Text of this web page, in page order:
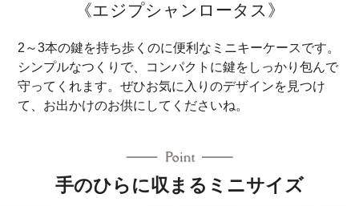
《エジプシャンロータス》
2～3本の鍵を持ち歩くのに便利なミニキーケースです。
シンプルなつくりで、コンパクトに鍵をしっかり包んで
守ってくれます。ぜひお気に入りのデザインを見つけ
て、お出かけのお供にしてくださいね。
手のひらに収まるミニサイズ